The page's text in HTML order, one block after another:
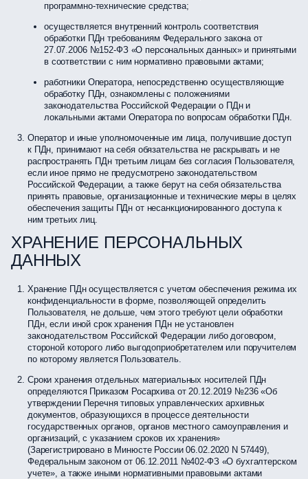
программно-технические средства;
осуществляется внутренний контроль соответствия
обработки ПДн требованиям Федерального закона от
27.07.2006 №152-ФЗ «О персональных данных» и принятыми
в соответствии с ним нормативно правовыми актами;
работники Оператора, непосредственно осуществляющие
обработку ПДн, ознакомлены с положениями
законодательства Российской Федерации о ПДн и
локальными актами Оператора по вопросам обработки ПДн.
Оператор и иные уполномоченные им лица, получившие доступ
к ПДн, принимают на себя обязательства не раскрывать и не
распространять ПДн третьим лицам без согласия Пользователя,
если иное прямо не предусмотрено законодательством
Российской Федерации, а также берут на себя обязательства
принять правовые, организационные и технические меры в целях
обеспечения защиты ПДн от несанкционированного доступа к
ним третьих лиц.
ХРАНЕНИЕ ПЕРСОНАЛЬНЫХ
ДАННЫХ
Хранение ПДн осуществляется с учетом обеспечения режима их
конфиденциальности в форме, позволяющей определить
Пользователя, не дольше, чем этого требуют цели обработки
ПДн, если иной срок хранения ПДн не установлен
законодательством Российской Федерации либо договором,
стороной которого либо выгодоприобретателем или поручителем
по которому является Пользователь.
Сроки хранения отдельных материальных носителей ПДн
определяются Приказом Росархива от 20.12.2019 №236 «Об
утверждении Перечня типовых управленческих архивных
документов, образующихся в процессе деятельности
государственных органов, органов местного самоуправления и
организаций, с указанием сроков их хранения»
(Зарегистрировано в Минюсте России 06.02.2020 N 57449),
Федеральным законом от 06.12.2011 №402-ФЗ «О бухгалтерском
учете», а также иными нормативными правовыми актами